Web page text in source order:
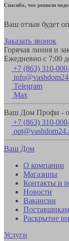
Спасибо, что решили
Ваш отзыв будет
Заказать звонок
Горячая линия и
Ежедневно с 7:00
+7 (863) 310-
Telegram
Max
Ваш Дом Профи -
+7 (863) 310-
Ваш Дом
О компании
Магазины
Контакты и
Новости
Вакансии
Поставщикам
Раскрытие
Услуги